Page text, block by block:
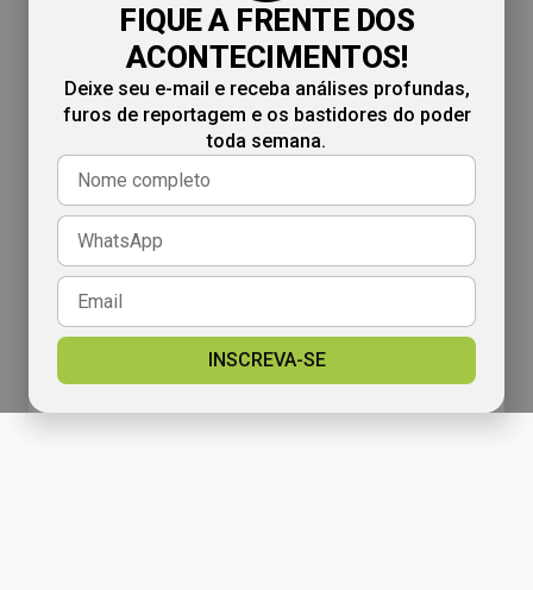
FIQUE A FRENTE DOS
ACONTECIMENTOS!
Deixe seu e-mail e receba análises profundas,
furos de reportagem e os bastidores do poder
toda semana.
INSCREVA-SE